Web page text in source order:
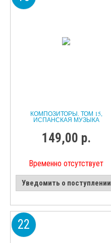
КОМПОЗИТОРЫ. ТОМ 15,
ИСПАНСКАЯ МУЗЫКА
149,00 р.
Временно отсутствует
Уведомить о поступлении
22